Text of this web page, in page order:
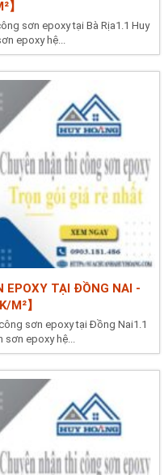
sơn epoxy tại Bà Rịa1.1 Huy
epoxy hệ...
EPOXY TẠI ĐỒNG NAI -
M²】
sơn epoxy tại Đồng Nai1.1
sơn epoxy hệ...